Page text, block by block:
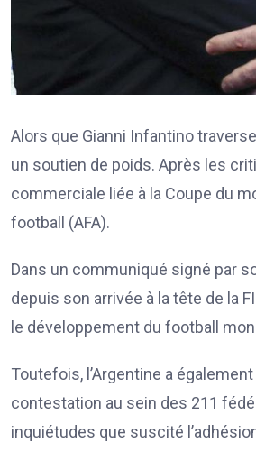
Alors que Gianni Infantino
un soutien de poids. Après les
commerciale liée à la Coupe du
football (AFA).
Dans un communiqué signé par
depuis son arrivée à la tête de la
le développement du football
Toutefois, l’Argentine a
contestation au sein des 211
inquiétudes que suscité